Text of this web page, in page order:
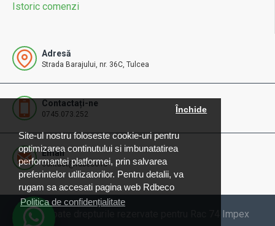
Site-ul nostru foloseste cookie-uri pentru
optimizarea continutului si imbunatatirea
performantei platformei, prin salvarea
preferintelor utilizatorilor. Pentru detalii, va
rugam sa accesati pagina web Rdbeco
Politica de confidențialitate
Închide
Istoric comenzi
Adresă
Strada Barajului, nr. 36C, Tulcea
Contactați-ne
0745.073.252
Email
contact@rdbeco.ro
© 2025 Toate drepturile rezervate pentru Rac 74 Impex